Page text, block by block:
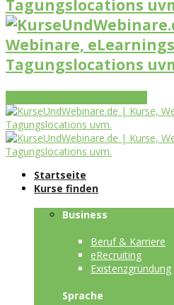
Startseite
Kurse finden
Business
Beruf & Karriere
eRecruiting
Existenzgründung
Sprache